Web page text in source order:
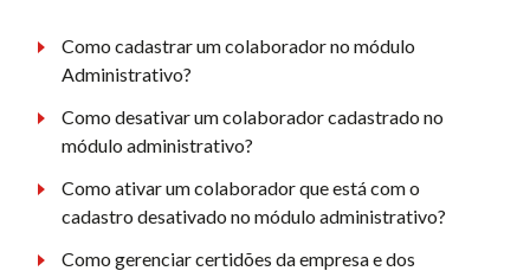
Como cadastrar um colaborador no módulo
Administrativo?
Como desativar um colaborador cadastrado no
módulo administrativo?
Como ativar um colaborador que está com o
cadastro desativado no módulo administrativo?
Como gerenciar certidões da empresa e dos